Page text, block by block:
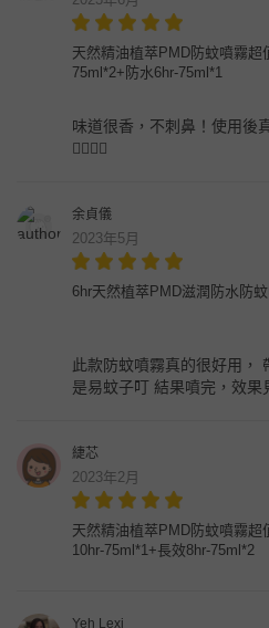
天然精油植萃PMD防蚊噴霧超
75ml*2+防水6hr-75ml*1
味道很香，不刺鼻！使用後
👍🏻👍🏻
余貞儀
2023年5月
6hr天然植萃PMD滋潤防水防蚊
此款防蚊噴霧真的很好用，
是易蚊子叮 結果噴完，效果
緁芯
2023年2月
天然精油植萃PMD防蚊噴霧超
10hr-75ml*1+長效8hr-75ml*2
Yeh Lexi